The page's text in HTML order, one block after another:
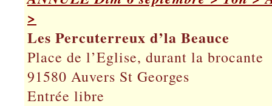
>
Les Percuterreux d’la Beauce
Place de l’Eglise, durant la brocante
91580 Auvers St Georges
Entrée libre